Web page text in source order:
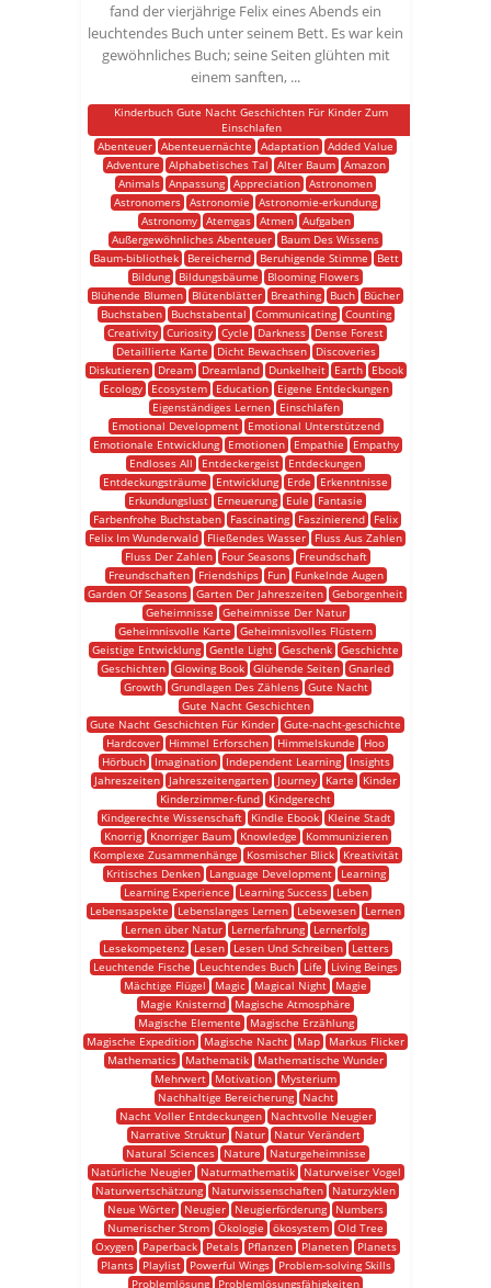
fand der vierjährige Felix eines Abends ein
leuchtendes Buch unter seinem Bett. Es war kein
gewöhnliches Buch; seine Seiten glühten mit
einem sanften, ...
Kinderbuch Gute Nacht Geschichten Für Kinder Zum
Einschlafen
Abenteuer Abenteuernächte Adaptation Added Value
Adventure
Alphabetisches Tal Alter Baum
Amazon
Animals Anpassung Appreciation Astronomen
Astronomers Astronomie
Astronomie-erkundung
Astronomy
Atemgas Atmen
Aufgaben
Außergewöhnliches Abenteuer
Baum Des Wissens
Baum-bibliothek
Bereichernd Beruhigende Stimme
Bett
Bildung
Bildungsbäume
Blooming Flowers
Blühende Blumen
Blütenblätter Breathing Buch
Bücher
Buchstaben
Buchstabental Communicating
Counting
Creativity Curiosity Cycle Darkness
Dense Forest
Detaillierte Karte
Dicht Bewachsen
Discoveries
Diskutieren
Dream Dreamland Dunkelheit Earth
Ebook
Ecology
Ecosystem Education
Eigene Entdeckungen
Eigenständiges Lernen
Einschlafen
Emotional Development
Emotional Unterstützend
Emotionale Entwicklung
Emotionen Empathie
Empathy
Endloses All
Entdeckergeist
Entdeckungen
Entdeckungsträume
Entwicklung Erde
Erkenntnisse
Erkundungslust
Erneuerung Eule
Fantasie
Farbenfrohe Buchstaben
Fascinating Faszinierend
Felix
Felix Im Wunderwald
Fließendes Wasser
Fluss Aus Zahlen
Fluss Der Zahlen
Four Seasons
Freundschaft
Freundschaften
Friendships Fun
Funkelnde Augen
Garden Of Seasons Garten Der Jahreszeiten Geborgenheit
Geheimnisse
Geheimnisse Der Natur
Geheimnisvolle Karte
Geheimnisvolles Flüstern
Geistige Entwicklung Gentle Light Geschenk Geschichte
Geschichten Glowing Book Glühende Seiten Gnarled
Growth
Grundlagen Des Zählens
Gute Nacht
Gute Nacht Geschichten
Gute Nacht Geschichten Für Kinder Gute-nacht-geschichte
Hardcover
Himmel Erforschen Himmelskunde
Hoo
Hörbuch
Imagination Independent Learning
Insights
Jahreszeiten
Jahreszeitengarten Journey Karte
Kinder
Kinderzimmer-fund
Kindgerecht
Kindgerechte Wissenschaft
Kindle Ebook
Kleine Stadt
Knorrig
Knorriger Baum Knowledge
Kommunizieren
Komplexe Zusammenhänge
Kosmischer Blick
Kreativität
Kritisches Denken
Language Development
Learning
Learning Experience
Learning Success
Leben
Lebensaspekte
Lebenslanges Lernen Lebewesen
Lernen
Lernen über Natur
Lernerfahrung
Lernerfolg
Lesekompetenz
Lesen Lesen Und Schreiben
Letters
Leuchtende Fische
Leuchtendes Buch Life
Living Beings
Mächtige Flügel
Magic Magical Night
Magie
Magie Knisternd
Magische Atmosphäre
Magische Elemente
Magische Erzählung
Magische Expedition
Magische Nacht Map
Markus Flicker
Mathematics
Mathematik
Mathematische Wunder
Mehrwert
Motivation
Mysterium
Nachhaltige Bereicherung
Nacht
Nacht Voller Entdeckungen
Nachtvolle Neugier
Narrative Struktur
Natur
Natur Verändert
Natural Sciences
Nature
Naturgeheimnisse
Natürliche Neugier
Naturmathematik
Naturweiser Vogel
Naturwertschätzung
Naturwissenschaften
Naturzyklen
Neue Wörter
Neugier Neugierförderung
Numbers
Numerischer Strom Ökologie ökosystem Old Tree
Oxygen
Paperback Petals Pflanzen Planeten
Planets
Plants
Playlist Powerful Wings
Problem-solving Skills
Problemlösung
Problemlösungsfähigkeiten